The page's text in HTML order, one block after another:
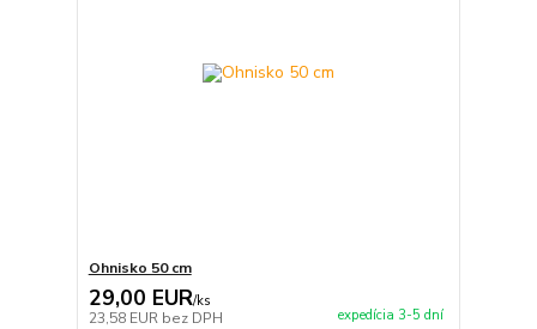
Ohnisko 50 cm
29,00 EUR/ks
23,58 EUR bez DPH expedícia 3-5 dní